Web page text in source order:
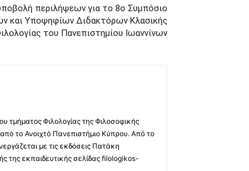
περιλήψεων για το 8ο Συμπόσιο
και Υποψηφίων Διδακτόρων Κλασικής
του Πανεπιστημίου Ιωαννίνων
τμήματος Φιλολογίας της Φιλοσοφικής
το Ανοιχτό Πανεπιστήμιο Κύπρου. Από το
με τις εκδόσεις Πατάκη
της εκπαιδευτικής σελίδας filologikos-